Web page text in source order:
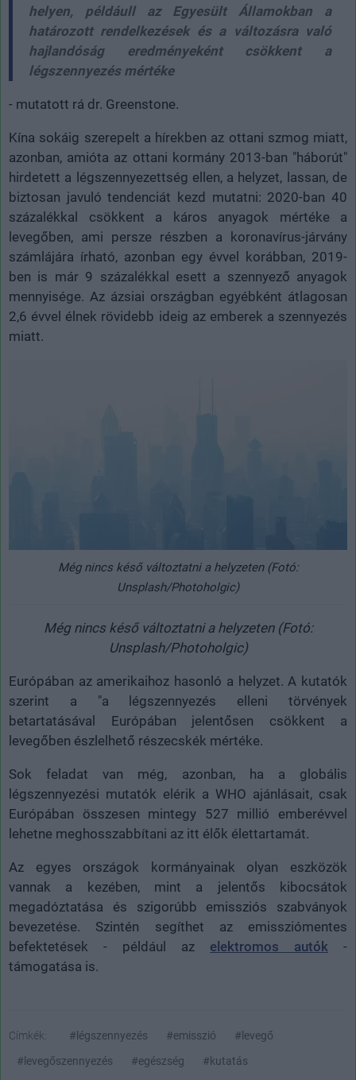
helyen, példáull az Egyesült Államokban a
határozott rendelkezések és a változásra való
hajlandóság eredményeként csökkent a
légszennyezés mértéke
- mutatott rá dr. Greenstone.
Kína sokáig szerepelt a hírekben az ottani szmog miatt,
azonban, amióta az ottani kormány 2013-ban "háborút"
hirdetett a légszennyezettség ellen, a helyzet, lassan, de
biztosan javuló tendenciát kezd mutatni: 2020-ban 40
százalékkal csökkent a káros anyagok mértéke a
levegőben, ami persze részben a koronavírus-járvány
számlájára írható, azonban egy évvel korábban, 2019-
ben is már 9 százalékkal esett a szennyező anyagok
mennyisége. Az ázsiai országban egyébként átlagosan
2,6 évvel élnek rövidebb ideig az emberek a szennyezés
miatt.
Még nincs késő változtatni a helyzeten (Fotó:
Unsplash/Photoholgic)
Még nincs késő változtatni a helyzeten (Fotó:
Unsplash/Photoholgic)
Európában az amerikaihoz hasonló a helyzet. A kutatók
szerint a "a légszennyezés elleni törvények
betartatásával Európában jelentősen csökkent a
levegőben észlelhető részecskék mértéke.
Sok feladat van még, azonban, ha a globális
légszennyezési mutatók elérik a WHO ajánlásait, csak
Európában összesen mintegy 527 millió emberévvel
lehetne meghosszabbítani az itt élők élettartamát.
Az egyes országok kormányainak olyan eszközök
vannak a kezében, mint a jelentős kibocsátok
megadóztatása és szigorúbb emissziós szabványok
bevezetése. Szintén segíthet az emissziómentes
befektetések - például az elektromos autók -
támogatása is.
Címkék: #légszennyezés #emisszió
#levegő
#levegőszennyezés
#egészség #kutatás